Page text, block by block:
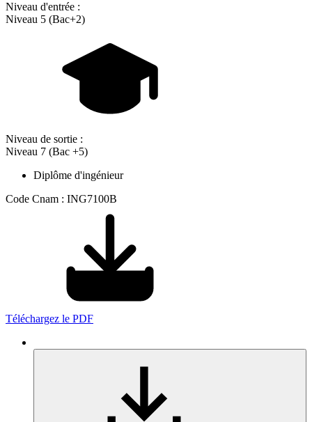
Niveau d'entrée :
Niveau 5 (Bac+2)
Niveau de sortie :
Niveau 7 (Bac +5)
Diplôme d'ingénieur
Code Cnam : ING7100B
Téléchargez le PDF